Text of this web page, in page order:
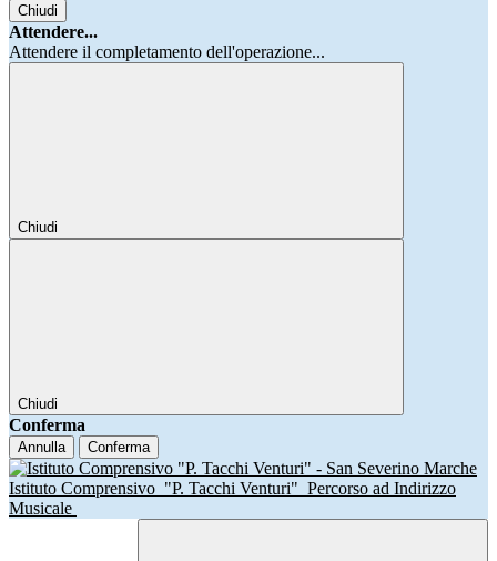
Chiudi
Attendere...
Attendere il completamento dell'operazione...
Chiudi
Chiudi
Conferma
Annulla Conferma
Istituto Comprensivo "P. Tacchi Venturi" Percorso ad Indirizzo
Musicale